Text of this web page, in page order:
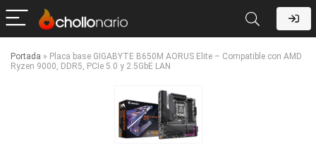
Portada » Placa base GIGABYTE B650M AORUS Elite – Compatible con AMD
Ryzen 9000, DDR5, PCIe 5.0 y 2.5GbE LAN